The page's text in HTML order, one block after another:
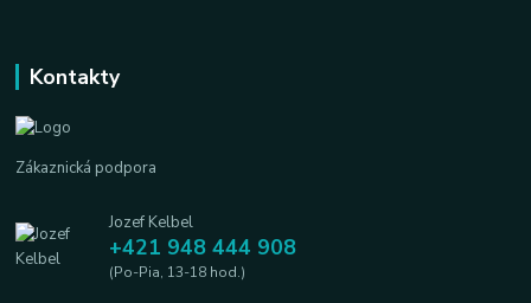
Kontakty
Zákaznická podpora
Jozef Kelbel
+421 948 444 908
(Po-Pia, 13-18 hod.)